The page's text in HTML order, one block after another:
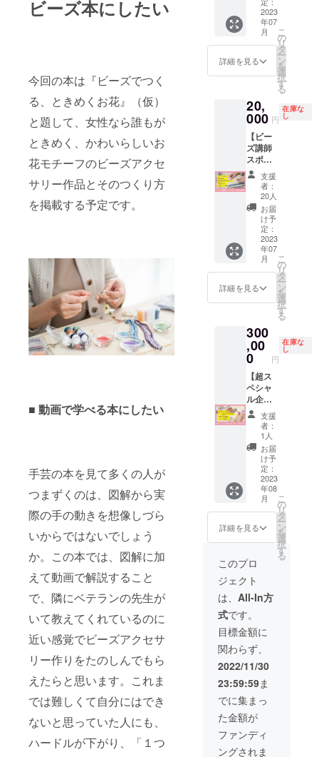
ビーズ本にしたい
今回の本は『ビーズでつく
る、ときめくお花』（仮）
と題して、女性なら誰もが
ときめく、かわいらしいお
花モチーフのビーズアクセ
サリー作品とそのつくり方
を掲載する予定です。
■ 動画で学べる本にしたい
手芸の本を見て多くの人が
つまずくのは、図解から実
際の手の動きを想像しづら
いからではないでしょう
か。この本では、図解に加
えて動画で解説すること
で、隣にベテランの先生が
いて教えてくれているのに
近い感覚でビーズアクセサ
リー作りをたのしんでもら
えたらと思います。これま
では難しくて自分にはでき
ないと思っていた人にも、
ハードルが下がり、「１つ
返金は
いたし
かねま
す。 ※
書籍は
す。 ※
書籍は
2023年
6月出版
予定で
す。 ※
書籍が
販売さ
れる限
り掲載
させて
いただ
きま
す。 ※
こちら
の書籍
は自費
す。(70
～100
ページ)
※掲載ご
希望の
企業名
を、備
考欄に
ご記載
くださ
い。
ト、を1
ページ
分の広
告画像
にアレ
の企業
を書籍
でPRで
きま
す。２
社限定
です。
※掲載内
容は
メール
にて打
合せさ
せてい
ただき
ます。
※広告の
デザイ
場所は
お任せ
いただ
きま
す。 ※
ネット
ワーク
販売や
企業イ
メージ
が相違
する場
合等、
掲載を
お断り
させて
いただ
く場合
お断り
いただ
いた場
合にお
いても
返金は
いたし
かねま
す。 ※
自費出
版とな
りま
す。 ※
書籍は
2023年
ンライ
ンレッ
スン参
加権】
オンラ
イン
レッス
加でき
る権利
です（1
時間×2
回マン
ツーマ
ン指
導）。
日程は
相談の
うえ決
定しま
す。 ※
オンラ
インア
プリを
使用し
※材料や
ご自身
でご用
意いた
だきま
す。 ※
５名限
定で
す。
2023
年07
月
詳細を見る
こ
の
リ
タ
ー
ン
を
選
択
す
る
20,
000 円
在庫な
し
【ビー
ズ講師
スポン
サー＋
電子書
籍】
ビーズ
を十分
に楽し
んでい
ただけ
るセッ
トをご
用意し
まし
た。 下
容が含
まれま
す。 ・
オンラ
イン雑
談会 ・
電子書
籍1冊
・本書
掲載作
品をご
自身の
教室で
指導で
きる権
・教室
紹介と
HP＋
SNSア
カウン
ト掲載
※オンラ
イン雑
談会
（雑談
会の希
望日程
を
①2023
年6月28
日
（水）
13：30
頃～
14：
30、②7
月21日
（金）
支援
者：
20人
お届
け予
定：
2023
年07
月
詳細を見る
こ
の
リ
タ
ー
ン
を
選
択
す
る
300
,00
0 円
在庫な
し
【超ス
ペシャ
ル企業
スポン
サー】
帯スポ
ン
サー、1
ページ
広告ス
ポン
サー、
ビーズ
アクセ
サリー
セミ
ナー開
きます
のセッ
トに加
えて、
企業様
の提供
部材を
書籍内
で使
用、巻
末の奥
付にも
部材提
供元と
して企
業名を
記載し
支援
者：
1人
お届
け予
定：
2023
年08
月
詳細を見る
こ
の
リ
タ
ー
ン
を
選
択
す
る
このプロ
ジェクト
は、 All-In方
式です。
目標金額に
関わらず、
2022/11/30
23:59:59ま
でに集まっ
た金額が
ファンディ
ングされま